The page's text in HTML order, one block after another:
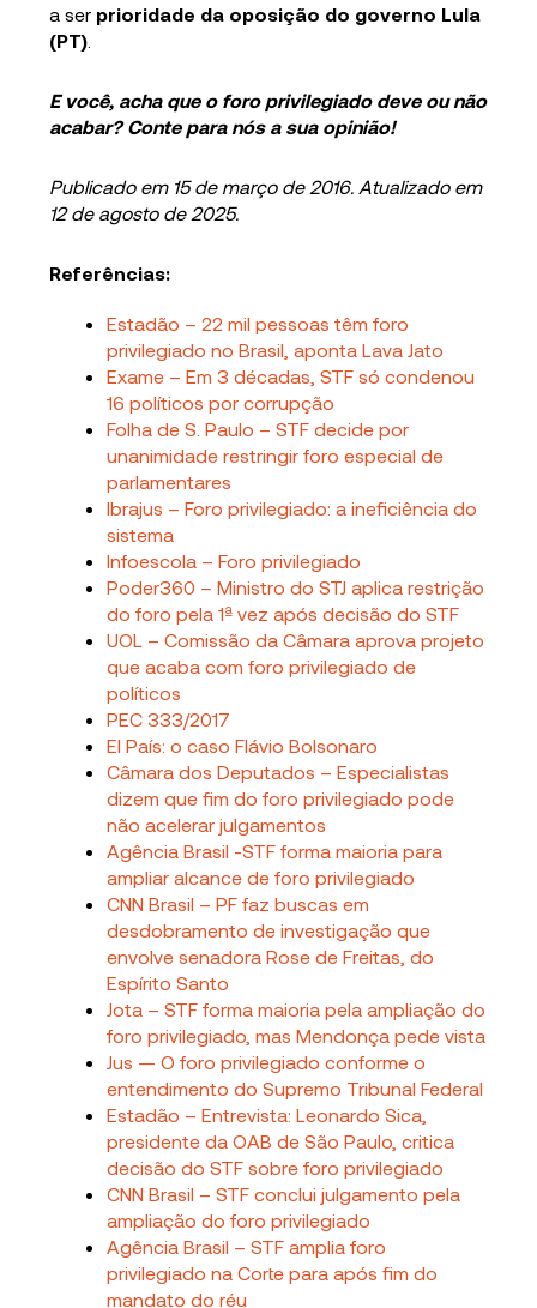
a ser prioridade da oposição do governo Lula
(PT)
E você, acha que o foro privilegiado deve ou não
acabar? Conte para nós a sua opinião!
Publicado em 15 de março de 2016. Atualizado em
12 de agosto de 2025.
Referências:
Estadão – 22 mil pessoas têm foro
privilegiado no Brasil, aponta Lava Jato
Exame – Em 3 décadas, STF só condenou
16 políticos por corrupção
Folha de S. Paulo – STF decide por
unanimidade restringir foro especial de
parlamentares
Ibrajus – Foro privilegiado: a ineficiência do
sistema
Infoescola – Foro privilegiado
Poder360 – Ministro do STJ aplica restrição
do foro pela 1ª vez após decisão do STF
UOL – Comissão da Câmara aprova projeto
que acaba com foro privilegiado de
políticos
PEC 333/2017
El País: o caso Flávio Bolsonaro
Câmara dos Deputados – Especialistas
dizem que fim do foro privilegiado pode
não acelerar julgamentos
Agência Brasil -STF forma maioria para
ampliar alcance de foro privilegiado
CNN Brasil – PF faz buscas em
desdobramento de investigação que
envolve senadora Rose de Freitas, do
Espírito Santo
Jota – STF forma maioria pela ampliação do
foro privilegiado, mas Mendonça pede vista
Jus — O foro privilegiado conforme o
entendimento do Supremo Tribunal Federal
Estadão – Entrevista: Leonardo Sica,
presidente da OAB de São Paulo, critica
decisão do STF sobre foro privilegiado
CNN Brasil – STF conclui julgamento pela
ampliação do foro privilegiado
Agência Brasil – STF amplia foro
privilegiado na Corte para após fim do
mandato do réu